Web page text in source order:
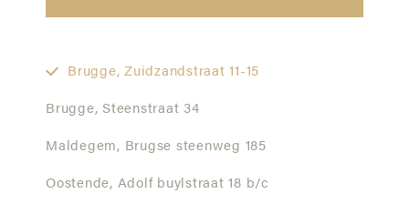
Brugge, Zuidzandstraat 11-15
Brugge, Steenstraat 34
Maldegem, Brugse steenweg 185
Oostende, Adolf buylstraat 18 b/c